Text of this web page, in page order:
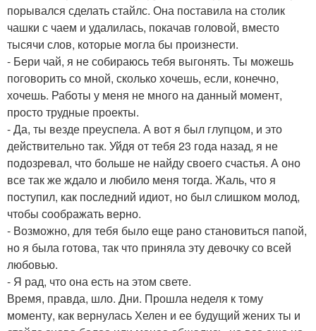
порывался сделать стайлс. Она поставила на столик
чашки с чаем и удалилась, покачав головой, вместо
тысячи слов, которые могла бы произнести.
- Бери чай, я не собираюсь тебя выгонять. Ты можешь
поговорить со мной, сколько хочешь, если, конечно,
хочешь. Работы у меня не много на данный момент,
просто трудные проекты.
- Да, ты везде преуспела. А вот я был глупцом, и это
действительно так. Уйдя от тебя 23 года назад, я не
подозревал, что больше не найду своего счастья. А оно
все так же ждало и любило меня тогда. Жаль, что я
поступил, как последний идиот, но был слишком молод,
чтобы соображать верно.
- Возможно, для тебя было еще рано становиться папой,
но я была готова, так что приняла эту девочку со всей
любовью.
- Я рад, что она есть на этом свете.
Время, правда, шло. Дни. Прошла неделя к тому
моменту, как вернулась Хелен и ее будущий жених ты и